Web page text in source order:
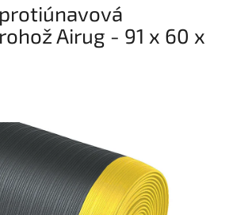
Airug - 91 x 60 x